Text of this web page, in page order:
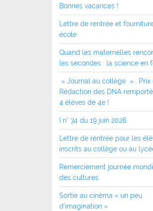
Bonnes vacances !
Lettre de rentrée et
école
Quand les maternelles
les secondes : la science en
» Journal au collège » : Prix
Rédaction des DNA
4 élèves de 4e !
I n° 34 du 19 juin 2026
Lettre de rentrée pour les
inscrits au collège ou au
Remerciement journée
des cultures
Sortie au cinéma « un peu
d’imagination »